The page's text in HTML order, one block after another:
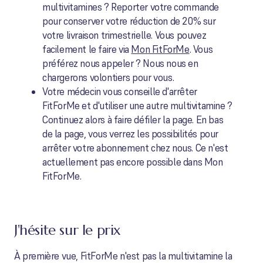
multivitamines ? Reporter votre commande
pour conserver votre réduction de 20% sur
votre livraison trimestrielle. Vous pouvez
facilement le faire via Mon FitForMe. Vous
préférez nous appeler ? Nous nous en
chargerons volontiers pour vous.
Votre médecin vous conseille d'arrêter
FitForMe et d'utiliser une autre multivitamine ?
Continuez alors à faire défiler la page. En bas
de la page, vous verrez les possibilités pour
arrêter votre abonnement chez nous. Ce n'est
actuellement pas encore possible dans Mon
FitForMe.
J'hésite sur le prix
À première vue, FitForMe n'est pas la multivitamine la